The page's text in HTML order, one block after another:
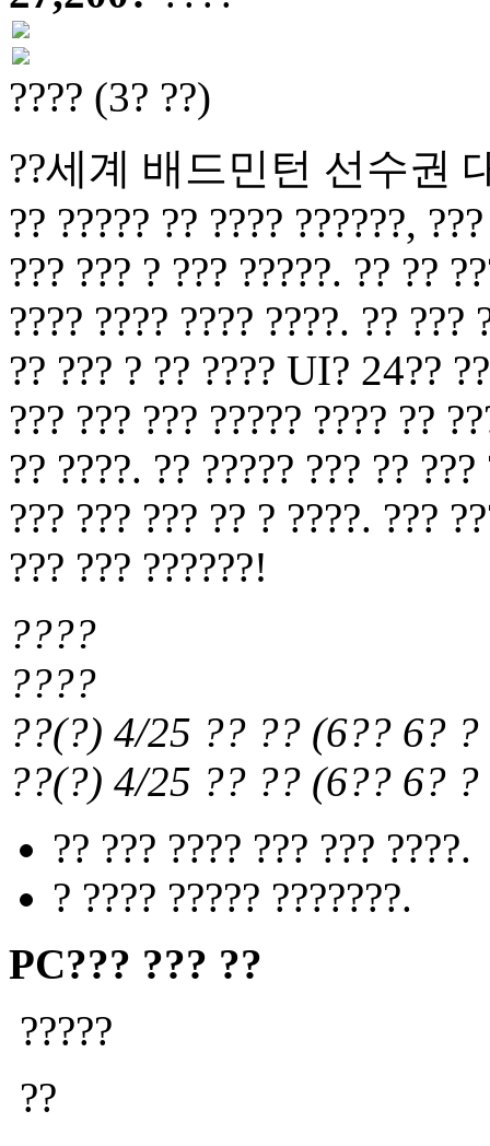
???? (3? ??)
??세계 배드민턴 선수권 대
?? ????? ?? ???? ??????,
??? ??? ? ??? ?????. ?? ??
???? ???? ???? ????. ?? ???
?? ??? ? ?? ???? UI? 24??
??? ??? ??? ????? ???? ??
?? ????. ?? ????? ??? ??
??? ??? ??? ?? ? ????. ???
??? ??? ??????!
????
????
??(?) 4/25 ?? ?? (6?? 6?
??(?) 4/25 ?? ?? (6?? 6?
?? ??? ???? ??? ??? ????.
? ???? ????? ???????.
PC??? ??? ??
?????
??